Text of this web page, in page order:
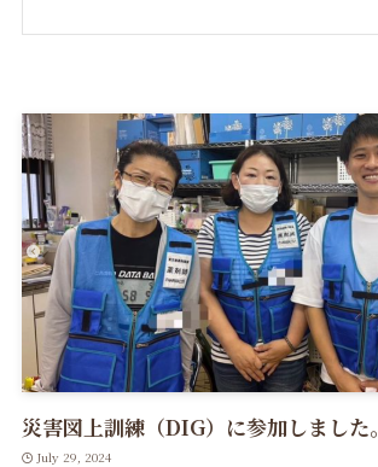
災害図上訓練（DIG）に参加しました。
July 29, 2024